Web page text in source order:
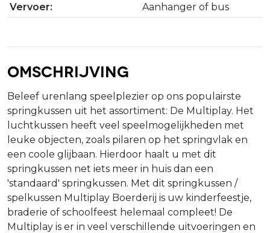
Vervoer:
Aanhanger of bus
Omschrijving
Beleef urenlang speelplezier op ons populairste
springkussen uit het assortiment: De Multiplay. Het
luchtkussen heeft veel speelmogelijkheden met
leuke objecten, zoals pilaren op het springvlak en
een coole glijbaan. Hierdoor haalt u met dit
springkussen net iets meer in huis dan een
'standaard' springkussen. Met dit springkussen /
spelkussen Multiplay Boerderij is uw kinderfeestje,
braderie of schoolfeest helemaal compleet! De
Multiplay is er in veel verschillende uitvoeringen en